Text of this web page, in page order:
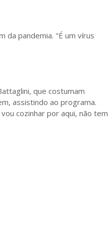
da pandemia. "É um vírus
que costumam
assistindo ao programa.
cozinhar por aqui, não tem